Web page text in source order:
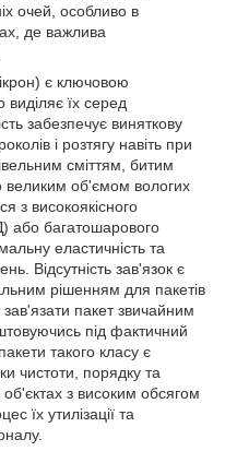
очей, особливо в
де важлива
є ключовою
їх серед
забезпечує виняткову
і розтягу навіть при
сміттям, битим
об'ємом вологих
з високоякісного
або багатошарового
еластичність та
Відсутність зав'язок є
рішенням для пакетів
пакет звичайним
під фактичний
такого класу є
чистоти, порядку та
з високим обсягом
їх утилізації та